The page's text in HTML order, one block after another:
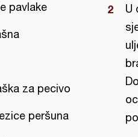
pavlake
za pecivo
peršuna
U